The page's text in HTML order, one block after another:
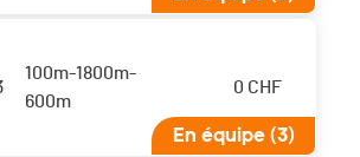
100m-1800m-
600m
0 CHF
En équipe (3)